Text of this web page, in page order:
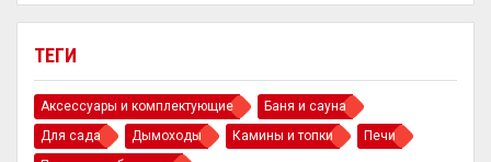
ТЕГИ
Аксессуары и комплектующие
Баня и сауна
Для сада
Дымоходы Камины и топки
Печи